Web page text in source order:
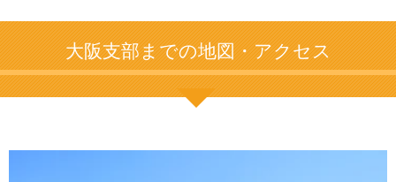
大阪支部までの地図・アクセス